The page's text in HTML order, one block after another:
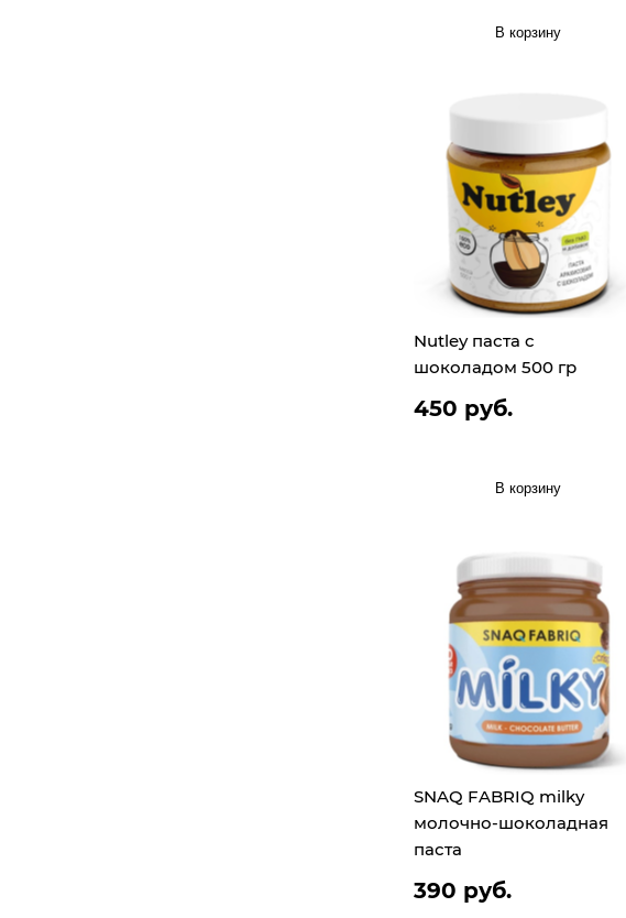
В корзину
Nutley паста с
шоколадом 500 гр
450 руб.
В корзину
SNAQ FABRIQ milky
молочно-шоколадная
паста
390 руб.